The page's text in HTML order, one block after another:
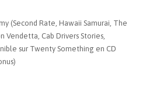
(Second Rate, Hawaii Samurai, The
Vendetta, Cab Drivers Stories,
sur Twenty Something en CD